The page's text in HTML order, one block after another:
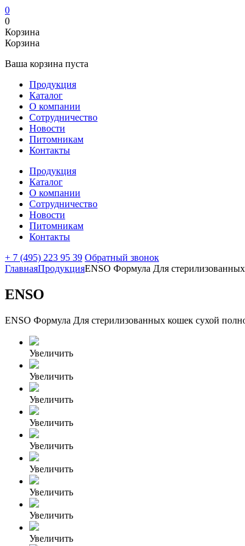
0
0
Корзина
Корзина
Ваша корзина пуста
Продукция
Каталог
О компании
Сотрудничество
Новости
Питомникам
Контакты
Продукция
Каталог
О компании
Сотрудничество
Новости
Питомникам
Контакты
+ 7 (495) 223 95 39 Обратный звонок
ГлавнаяПродукцияENSO Формула Для
ENSO
ENSO Формула Для стерилизованных кошек сухой
Увеличить
Увеличить
Увеличить
Увеличить
Увеличить
Увеличить
Увеличить
Увеличить
Увеличить